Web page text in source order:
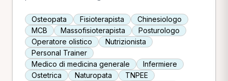
Osteopata Fisioterapista
Chinesiologo
MCB
Massofisioterapista
Posturologo
Operatore olistico
Nutrizionista
Personal Trainer
Medico di medicina generale
Infermiere
Ostetrica
Naturopata
TNPEE